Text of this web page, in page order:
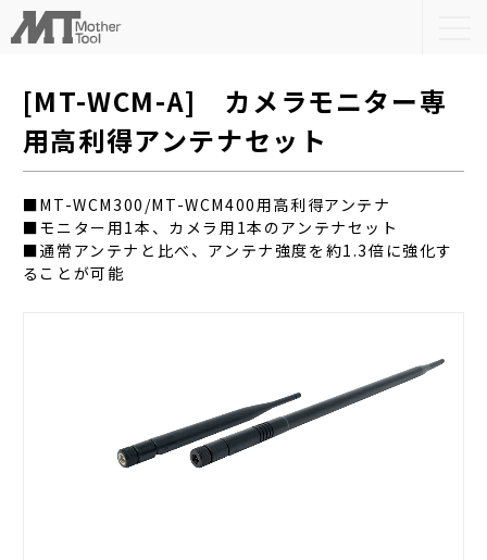
[MT-WCM-A] カメラモニター専
用高利得アンテナセット
■MT-WCM300/MT-WCM400用高利得アンテナ
■モニター用1本、カメラ用1本のアンテナセット
■通常アンテナと比べ、アンテナ強度を約1.3倍に強化す
ることが可能